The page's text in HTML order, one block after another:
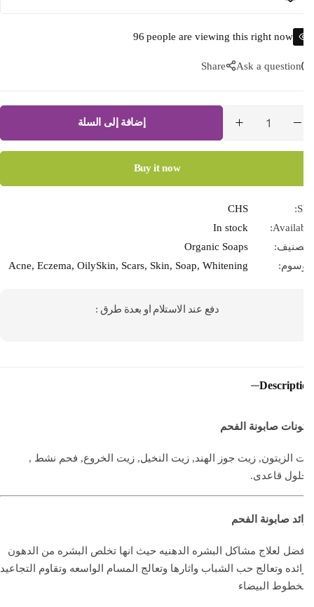
96people are viewing this right now
Ask a question
Share
إضافة إلى السلة
Buy it now
CHS
In stock
Organic Soaps
Acne,Eczema,OilySkin,Scars,Skin,Soap,Whitening
دفع عند الاستلام او بعدة طرق :
صابونة الفحم
الزيتون, زيت جوز الهند, زيت النخيل, زيت الخروع, فحم نشط ,
قاعدى.
صابونة الفحم
لعلاج مشاكل البشره الدهنيه حيث انها تخلص البشره من الدهون
وتعالج حب الشباب واثارها وتعالج المسام الواسعه وتقاوم التجاعيد
البيضاء